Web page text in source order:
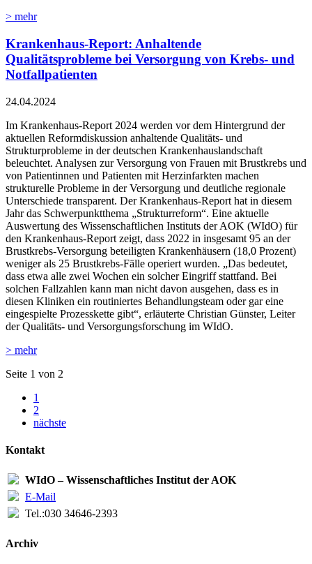
> mehr
Krankenhaus-Report: Anhaltende
Qualitätsprobleme bei Versorgung von Krebs- und
Notfallpatienten
24.04.2024
Im Krankenhaus-Report 2024 werden vor dem Hintergrund der
aktuellen Reformdiskussion anhaltende Qualitäts- und
Strukturprobleme in der deutschen Krankenhauslandschaft
beleuchtet. Analysen zur Versorgung von Frauen mit Brustkrebs und
von Patientinnen und Patienten mit Herzinfarkten machen
strukturelle Probleme in der Versorgung und deutliche regionale
Unterschiede transparent. Der Krankenhaus-Report hat in diesem
Jahr das Schwerpunktthema „Strukturreform“. Eine aktuelle
Auswertung des Wissenschaftlichen Instituts der AOK (WIdO) für
den Krankenhaus-Report zeigt, dass 2022 in insgesamt 95 an der
Brustkrebs-Versorgung beteiligten Krankenhäusern (18,0 Prozent)
weniger als 25 Brustkrebs-Fälle operiert wurden. „Das bedeutet,
dass etwa alle zwei Wochen ein solcher Eingriff stattfand. Bei
solchen Fallzahlen kann man nicht davon ausgehen, dass es in
diesen Kliniken ein routiniertes Behandlungsteam oder gar eine
eingespielte Prozesskette gibt“, erläuterte Christian Günster, Leiter
der Qualitäts- und Versorgungsforschung im WIdO.
> mehr
Seite 1 von 2
1
2
nächste
Kontakt
WIdO – Wissenschaftliches Institut der AOK
E-Mail
Tel.:030 34646-2393
Archiv